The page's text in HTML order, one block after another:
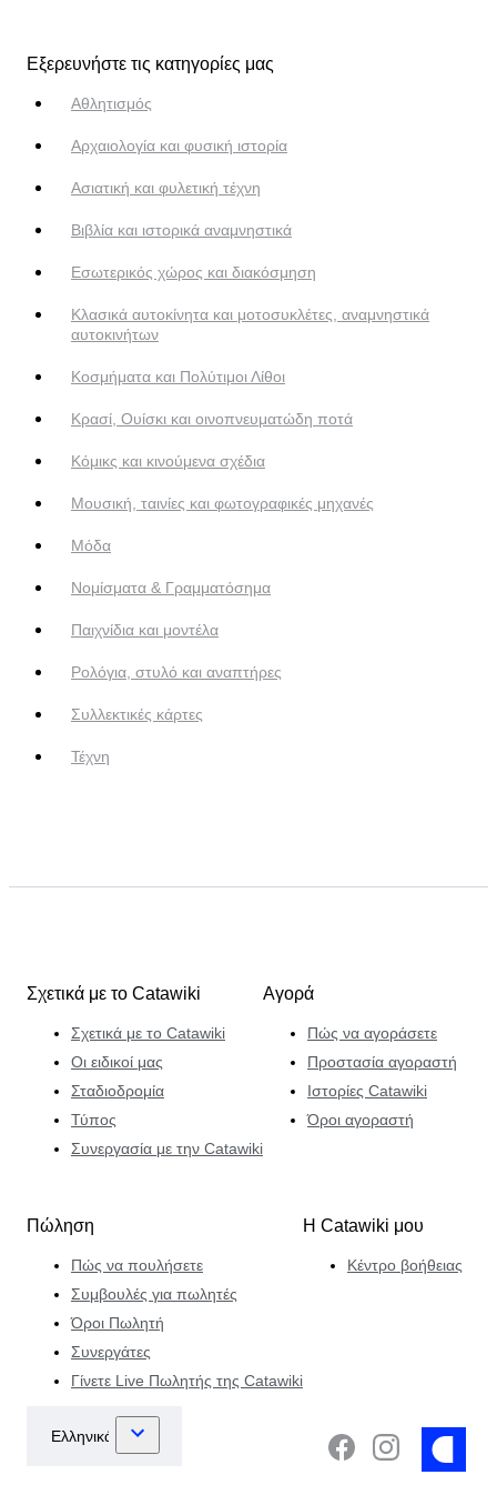
Εξερευνήστε τις κατηγορίες μας
Αθλητισμός
Αρχαιολογία και φυσική ιστορία
Ασιατική και φυλετική τέχνη
Βιβλία και ιστορικά αναμνηστικά
Εσωτερικός χώρος και διακόσμηση
Κλασικά αυτοκίνητα και μοτοσυκλέτες, αναμνηστικά
αυτοκινήτων
Κοσμήματα και Πολύτιμοι Λίθοι
Κρασί, Ουίσκι και οινοπνευματώδη ποτά
Κόμικς και κινούμενα σχέδια
Μουσική, ταινίες και φωτογραφικές μηχανές
Μόδα
Νομίσματα & Γραμματόσημα
Παιχνίδια και μοντέλα
Ρολόγια, στυλό και αναπτήρες
Συλλεκτικές κάρτες
Τέχνη
Σχετικά με το Catawiki
Σχετικά με το Catawiki
Οι ειδικοί μας
Σταδιοδρομία
Τύπος
Συνεργασία με την Catawiki
Αγορά
Πώς να αγοράσετε
Προστασία αγοραστή
Ιστορίες Catawiki
Όροι αγοραστή
Πώληση
Πώς να πουλήσετε
Συμβουλές για πωλητές
Όροι Πωλητή
Συνεργάτες
Γίνετε Live Πωλητής της Catawiki
Η Catawiki μου
Κέντρο βοήθειας